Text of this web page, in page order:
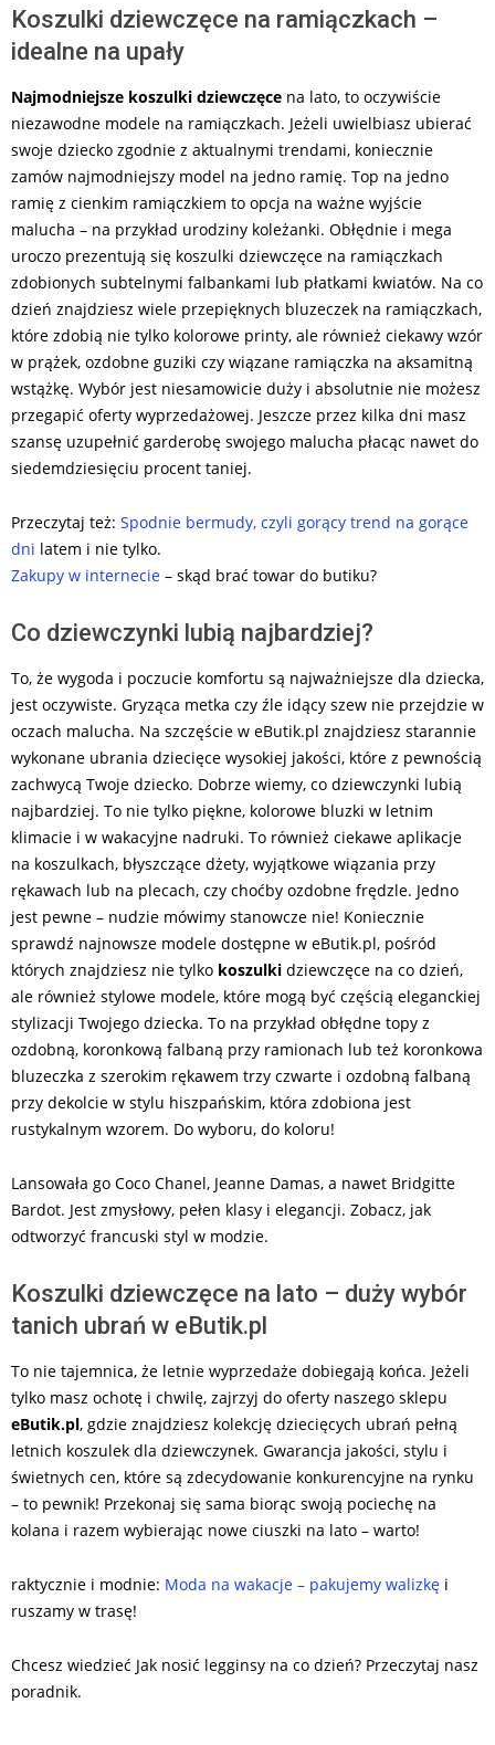
Koszulki dziewczęce na ramiączkach –
idealne na upały
Najmodniejsze koszulki dziewczęce na lato, to oczywiście
niezawodne modele na ramiączkach. Jeżeli uwielbiasz ubierać
swoje dziecko zgodnie z aktualnymi trendami, koniecznie
zamów najmodniejszy model na jedno ramię. Top na jedno
ramię z cienkim ramiączkiem to opcja na ważne wyjście
malucha – na przykład urodziny koleżanki. Obłędnie i mega
uroczo prezentują się koszulki dziewczęce na ramiączkach
zdobionych subtelnymi falbankami lub płatkami kwiatów. Na co
dzień znajdziesz wiele przepięknych bluzeczek na ramiączkach,
które zdobią nie tylko kolorowe printy, ale również ciekawy wzór
w prążek, ozdobne guziki czy wiązane ramiączka na aksamitną
wstążkę. Wybór jest niesamowicie duży i absolutnie nie możesz
przegapić oferty wyprzedażowej. Jeszcze przez kilka dni masz
szansę uzupełnić garderobę swojego malucha płacąc nawet do
siedemdziesięciu procent taniej.
Przeczytaj też: Spodnie bermudy, czyli gorący trend na gorące
dni latem i nie tylko.
Zakupy w internecie – skąd brać towar do butiku?
Co dziewczynki lubią najbardziej?
To, że wygoda i poczucie komfortu są najważniejsze dla dziecka,
jest oczywiste. Gryząca metka czy źle idący szew nie przejdzie w
oczach malucha. Na szczęście w eButik.pl znajdziesz starannie
wykonane ubrania dziecięce wysokiej jakości, które z pewnością
zachwycą Twoje dziecko. Dobrze wiemy, co dziewczynki lubią
najbardziej. To nie tylko piękne, kolorowe bluzki w letnim
klimacie i w wakacyjne nadruki. To również ciekawe aplikacje
na koszulkach, błyszczące dżety, wyjątkowe wiązania przy
rękawach lub na plecach, czy choćby ozdobne frędzle. Jedno
jest pewne – nudzie mówimy stanowcze nie! Koniecznie
sprawdź najnowsze modele dostępne w eButik.pl, pośród
których znajdziesz nie tylko koszulki dziewczęce na co dzień,
ale również stylowe modele, które mogą być częścią eleganckiej
stylizacji Twojego dziecka. To na przykład obłędne topy z
ozdobną, koronkową falbaną przy ramionach lub też koronkowa
bluzeczka z szerokim rękawem trzy czwarte i ozdobną falbaną
przy dekolcie w stylu hiszpańskim, która zdobiona jest
rustykalnym wzorem. Do wyboru, do koloru!
Lansowała go Coco Chanel, Jeanne Damas, a nawet Bridgitte
Bardot. Jest zmysłowy, pełen klasy i elegancji. Zobacz, jak
odtworzyć francuski styl w modzie.
Koszulki dziewczęce na lato – duży wybór
tanich ubrań w eButik.pl
To nie tajemnica, że letnie wyprzedaże dobiegają końca. Jeżeli
tylko masz ochotę i chwilę, zajrzyj do oferty naszego sklepu
eButik.pl, gdzie znajdziesz kolekcję dziecięcych ubrań pełną
letnich koszulek dla dziewczynek. Gwarancja jakości, stylu i
świetnych cen, które są zdecydowanie konkurencyjne na rynku
– to pewnik! Przekonaj się sama biorąc swoją pociechę na
kolana i razem wybierając nowe ciuszki na lato – warto!
raktycznie i modnie: Moda na wakacje – pakujemy walizkę i
ruszamy w trasę!
Chcesz wiedzieć Jak nosić legginsy na co dzień? Przeczytaj nasz
poradnik.